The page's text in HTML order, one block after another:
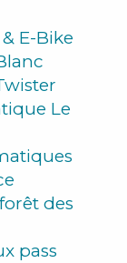
E-Bike
Le
des
pass